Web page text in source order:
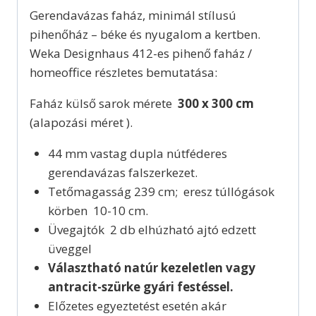
Gerendavázas faház, minimál stílusú
pihenőház – béke és nyugalom a kertben.
Weka Designhaus 412-es pihenő faház /
homeoffice részletes bemutatása:
Faház külső sarok mérete 300 x 300 cm
(alapozási méret ).
44 mm vastag dupla nútféderes
gerendavázas falszerkezet.
Tetőmagasság 239 cm; eresz túllógások
körben 10-10 cm.
Üvegajtók 2 db elhúzható ajtó edzett
üveggel
Választható natúr kezeletlen vagy
antracit-szürke gyári festéssel.
Előzetes egyeztetést esetén akár